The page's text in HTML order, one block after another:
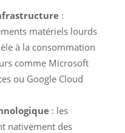
:
matériels lourds
à la consommation
comme Microsoft
ou Google Cloud
: les
nativement des